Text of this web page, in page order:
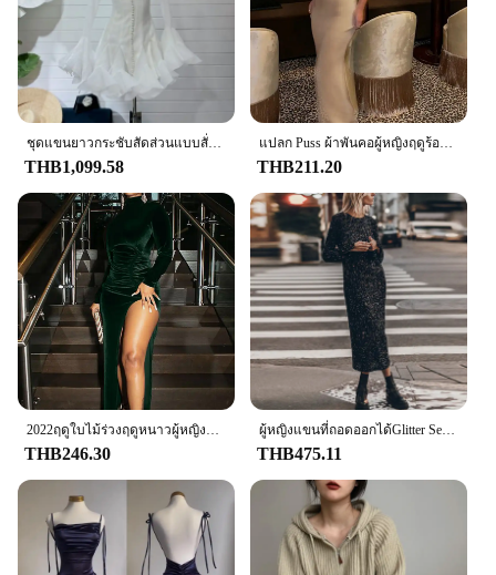
**For Every Occasion**
Whether you're looking to make a statement at a
wedding or add a touch of elegance to a corporate
event, our long dress woman collection has you
covered. The dresses are designed to enhance your
natural beauty, making you feel confident and
poised. The wholesale availability and support from
our vendors and suppliers make it easy for you to
find the perfect dress for sale, ensuring that you
look your best at every event. Embrace the grace
and sophistication of our long dress woman
collection and make a lasting impression.
ชุดแขนยาวกระชับสัดส่วนแบบสั่งตัดสำหรับผู้หญิงชุดของขวัญผู้ใหญ่สไตล์ฝรั่งเศสกระชับเอวลดอายุสำหรับโอกาสโรแมนติก
THB1,099.58
แปลก Puss ผ้าพันคอผู้หญิงฤดูร้อนเซ็กซี่ไม่สม่ําเสมอ Sheath Chic ยืด Body-Shape Smooth วันเกิด Party Elegant Bodycon
THB211.20
2022ฤดูใบไม้ร่วงฤดูหนาวผู้หญิงกำมะหยี่ยาวแขนยาว Ruched Midi ด้านข้าง Slit Bodycon เซ็กซี่ Streetwear ปาร์ตี้ Elegant Club
THB246.30
ผู้หญิงแขนที่ถอดออกได้Glitter SequinsชุดราตรีShiningแขนยาวชุดยาว 2024 ฤดูใบไม้ร่วงChic Robe
THB475.11